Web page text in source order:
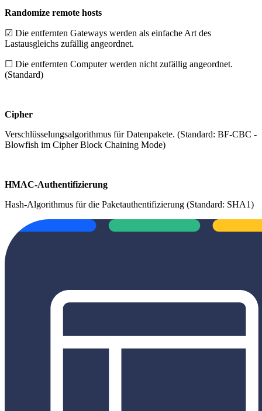
Randomize remote hosts
☑ Die entfernten Gateways werden als einfache Art des
Lastausgleichs zufällig angeordnet.
☐ Die entfernten Computer werden nicht zufällig angeordnet.
(Standard)
Cipher
Verschlüsselungsalgorithmus für Datenpakete. (Standard: BF-CBC -
Blowfish im Cipher Block Chaining Mode)
HMAC-Authentifizierung
Hash-Algorithmus für die Paketauthentifizierung (Standard: SHA1)